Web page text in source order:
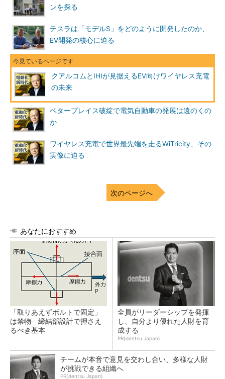
ンを探る
テスラは「モデルS」をどのように開発したのか、
EV開発の核心に迫る
クアルコムとIHIが見据えるEV向けワイヤレス充電
の未来
ベタープレイス破綻で電気自動車の発展は遠のくの
か
ワイヤレス充電で世界最先端を走るWiTricity、その
実像に迫る
次のページへ
あなたにおすすめ
「取りあえずボルトで固定」
は禁物 締結部設計で押さえ
るべき基本
全員がリーダーシップを発揮
し、自分より優れた人財を育
成する
PR(dentsu Japan)
チームが本音で意見を交わし合い、多様な人財
が挑戦できる組織へ
PR(dentsu Japan)